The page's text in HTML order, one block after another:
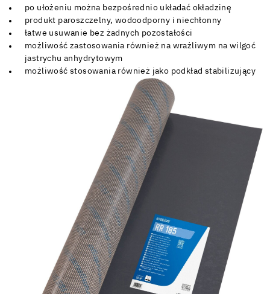
po ułożeniu można bezpośrednio układać okładzinę
produkt paroszczelny, wodoodporny i niechłonny
łatwe usuwanie bez żadnych pozostałości
możliwość zastosowania również na wrażliwym na wilgoć
jastrychu anhydrytowym
możliwość stosowania również jako podkład stabilizujący